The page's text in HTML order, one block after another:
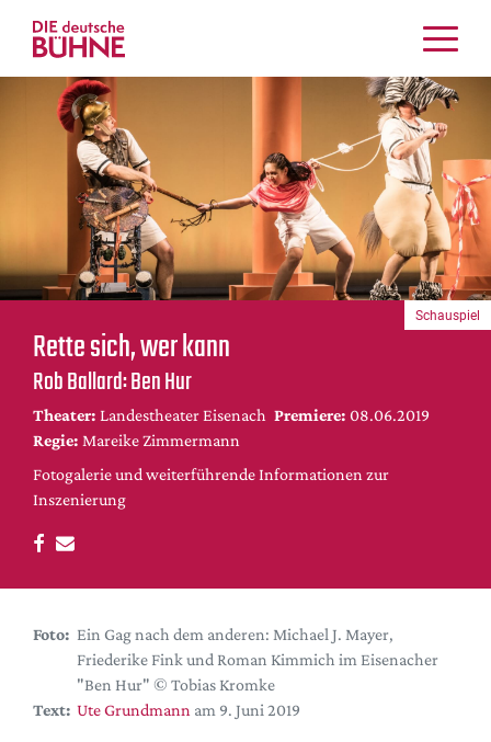
Kritiken
Schauspiel
Musiktheater
Tanz
Crossover
Bühnenwelt
Festivals & Veranstaltungen
Menschen & Theater
Themen
Internationales
Nachrufe
Medientipps
DdB-map
Kalender
Premierensuche
Hefte
Alle Hefte
Leseproben
Rette sich, wer kann
Rob Ballard: Ben Hur
Theater: Landestheater Eisenach Premiere: 08.06.2019
Regie: Mareike Zimmermann
Fotogalerie und weiterführende Informationen zur
Inszenierung
Schauspiel
Foto: Ein Gag nach dem anderen: Michael J. Mayer,
Friederike Fink und Roman Kimmich im Eisenacher
"Ben Hur" © Tobias Kromke
Text: Ute Grundmann am 9. Juni 2019